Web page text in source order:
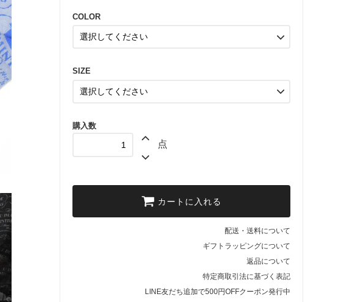
COLOR
SIZE
購入数
点
カートに入れる
配送・送料について
ギフトラッピングについて
返品について
特定商取引法に基づく表記
LINE友だち追加で500円OFFクーポン発行中